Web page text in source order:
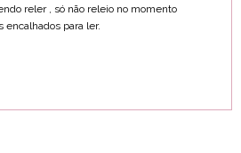
reler , só não releio no momento
para ler.